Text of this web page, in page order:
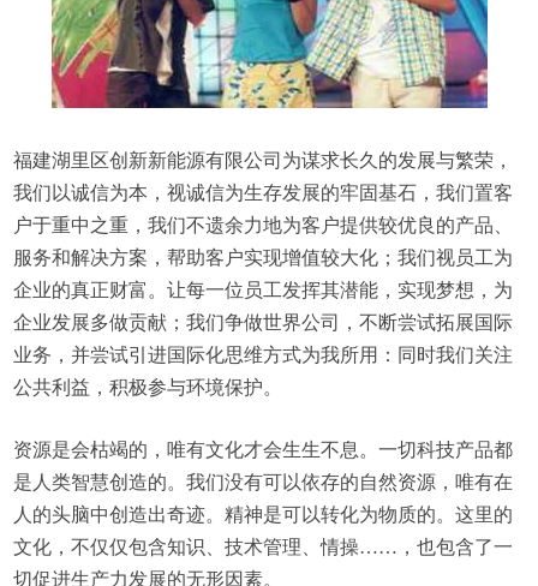
福建湖里区创新新能源有限公司为谋求长久的发展与繁荣，
我们以诚信为本，视诚信为生存发展的牢固基石，我们置客
户于重中之重，我们不遗余力地为客户提供较优良的产品、
服务和解决方案，帮助客户实现增值较大化；我们视员工为
企业的真正财富。让每一位员工发挥其潜能，实现梦想，为
企业发展多做贡献；我们争做世界公司，不断尝试拓展国际
业务，并尝试引进国际化思维方式为我所用：同时我们关注
公共利益，积极参与环境保护。
资源是会枯竭的，唯有文化才会生生不息。一切科技产品都
是人类智慧创造的。我们没有可以依存的自然资源，唯有在
人的头脑中创造出奇迹。精神是可以转化为物质的。这里的
文化，不仅仅包含知识、技术管理、情操……，也包含了一
切促进生产力发展的无形因素。